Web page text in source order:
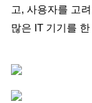
고, 사용자를 고
많은 IT 기기를